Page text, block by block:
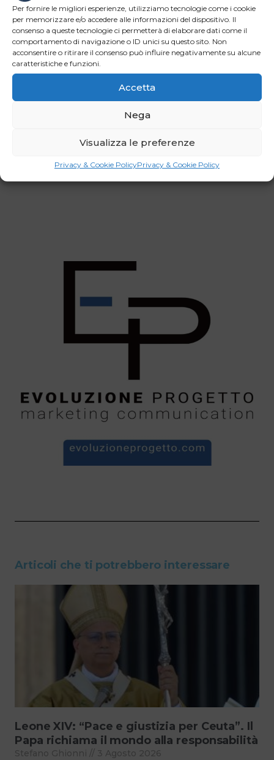
Per fornire le migliori esperienze, utilizziamo tecnologie come i cookie
per memorizzare e/o accedere alle informazioni del dispositivo. Il
consenso a queste tecnologie ci permetterà di elaborare dati come il
comportamento di navigazione o ID unici su questo sito. Non
acconsentire o ritirare il consenso può influire negativamente su alcune
caratteristiche e funzioni.
Accetta
Nega
Visualizza le preferenze
Privacy & Cookie PolicyPrivacy & Cookie Policy
ora dovrà solo essere firmato dal Consiglio e dal
Parlamento europeo. Un atto importante soprattutto in
previsione dell’imponente sviluppo della mobilità
elettrica per la quale si prevede che la domanda di
batterie aumenterà di oltre dieci volte da qui al 2030.
Articoli che ti potrebbero interessare
Leone XIV: “Pace e giustizia per Ceuta”. Il
Papa richiama il mondo alla responsabilità
Stefano Ghionni 3 Agosto 2026